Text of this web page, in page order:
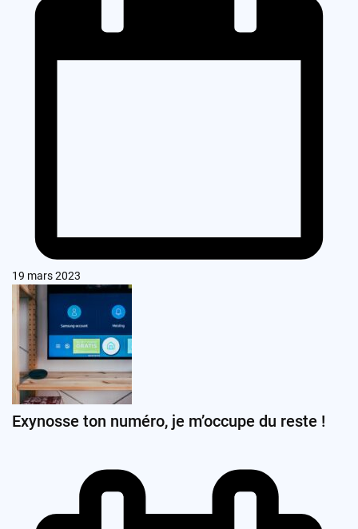
19 mars 2023
Exynosse ton numéro, je m’occupe du reste !